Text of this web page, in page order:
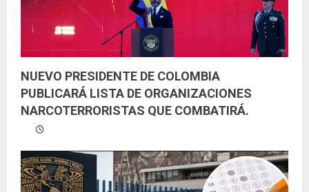
NUEVO PRESIDENTE DE COLOMBIA
PUBLICARÁ LISTA DE ORGANIZACIONES
NARCOTERRORISTAS QUE COMBATIRÁ.